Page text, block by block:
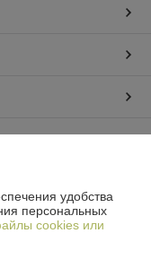
удобства
персональных
cookies или